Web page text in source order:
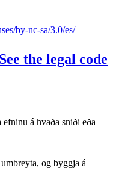
by-nc-sa/3.0/es/
See the legal code
á hvaða sniði eða
og byggja á